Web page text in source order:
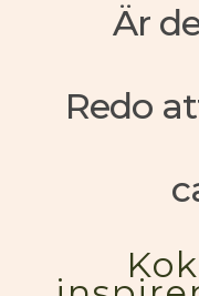
Är
Redo